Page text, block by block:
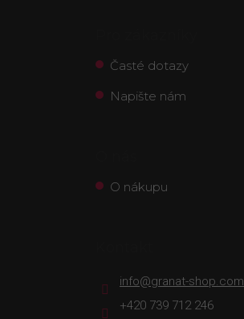
Časté dotazy
Napište nám
O nákupu
info@granat-shop.com
+420 739 712 246